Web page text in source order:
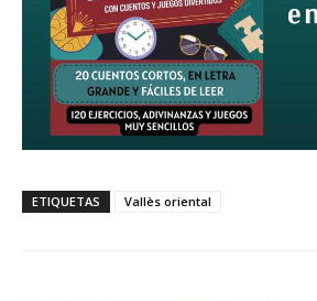
ETIQUETAS Vallès oriental